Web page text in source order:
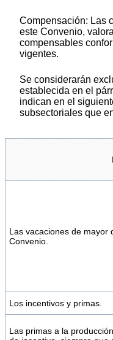
Compensación: Las
este Convenio,
compensables
vigentes.
Se considerarán
establecida en el
indican en el
subsectoriales que
Las vacaciones de mayor
Convenio.
Los incentivos y primas.
Las primas a la